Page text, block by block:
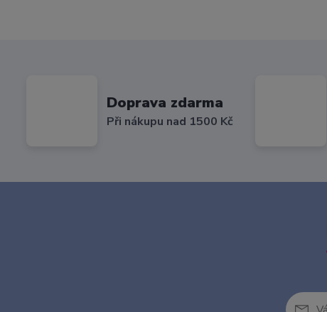
Doprava zdarma
Při nákupu nad 1500 Kč